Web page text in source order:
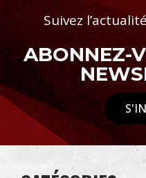
Suivez
ABONNEZ-